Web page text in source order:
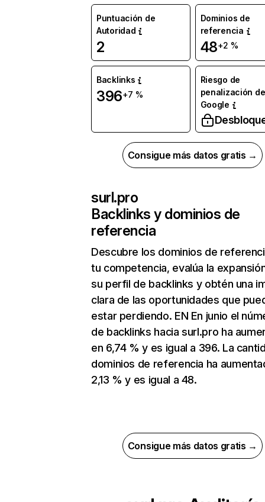
Puntuación de
Autoridad
2
Dominios de
referencia
48+2 %
Backlinks
396+7 %
Riesgo de
penalización de
Google
Consigue más datos gratis →
surl.pro
Backlinks y dominios de
referencia
Descubre los dominios de
tu competencia, evalúa la
su perfil de backlinks y obtén una
clara de las oportunidades que
estar perdiendo. EN En junio el
de backlinks hacia surl.pro ha
en 6,74 % y es igual a 396. La
dominios de referencia ha
2,13 % y es igual a 48.
Consigue más datos gratis →